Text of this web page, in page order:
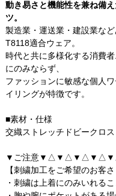
動き易さと機能性を兼ね備
ツ。
製造業・運送業・建設業な
T8118適合ウェア。
時代と共に多様化する消費
にのみならず、
ファッションに敏感な個人
イリングが特徴です。
■素材・仕様
交織ストレッチドビークロ
▼ご注意
【刺繍加工をご希望のお客さ
・刺繍は上着にのみいれるこ